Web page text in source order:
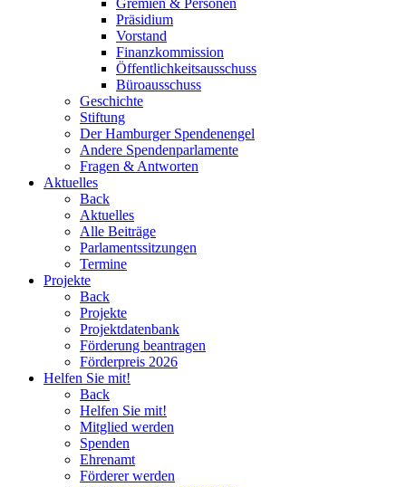
Gremien & Personen
Präsidium
Vorstand
Finanzkommission
Öffentlichkeitsausschuss
Büroausschuss
Geschichte
Stiftung
Der Hamburger Spendenengel
Andere Spendenparlamente
Fragen & Antworten
Aktuelles
Back
Aktuelles
Alle Beiträge
Parlamentssitzungen
Termine
Projekte
Back
Projekte
Projektdatenbank
Förderung beantragen
Förderpreis 2026
Helfen Sie mit!
Back
Helfen Sie mit!
Mitglied werden
Spenden
Ehrenamt
Förderer werden